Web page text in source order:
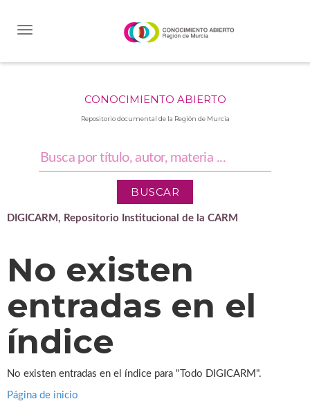
CONOCIMIENTO ABIERTO
Repositorio documental de la Región de Murcia
DIGICARM, Repositorio Institucional de la CARM
No existen
entradas en el
índice
No existen entradas en el índice para "Todo DIGICARM".
Página de inicio